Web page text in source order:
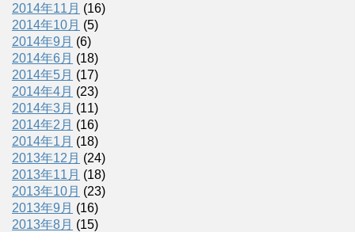
2014年11月 (16)
2014年10月 (5)
2014年9月 (6)
2014年6月 (18)
2014年5月 (17)
2014年4月 (23)
2014年3月 (11)
2014年2月 (16)
2014年1月 (18)
2013年12月 (24)
2013年11月 (18)
2013年10月 (23)
2013年9月 (16)
2013年8月 (15)